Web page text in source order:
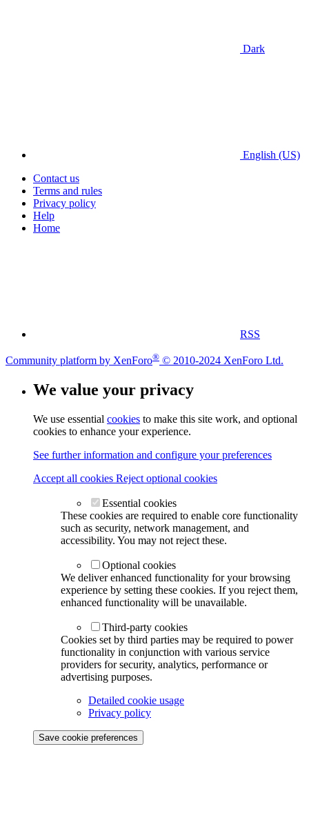
Dark
English (US)
Contact us
Terms and rules
Privacy policy
Help
Home
RSS
Community platform by XenForo® © 2010-2024 XenForo Ltd.
We value your privacy
We use essential cookies to make this site work, and optional
cookies to enhance your experience.
See further information and configure your preferences
Accept all cookies Reject optional cookies
Essential cookies
These cookies are required to enable core functionality
such as security, network management, and
accessibility. You may not reject these.
Optional cookies
We deliver enhanced functionality for your browsing
experience by setting these cookies. If you reject them,
enhanced functionality will be unavailable.
Third-party cookies
Cookies set by third parties may be required to power
functionality in conjunction with various service
providers for security, analytics, performance or
advertising purposes.
Detailed cookie usage
Privacy policy
Save cookie preferences